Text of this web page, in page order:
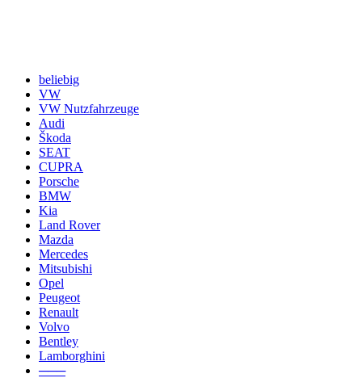
beliebig
VW
VW Nutzfahrzeuge
Audi
Škoda
SEAT
CUPRA
Porsche
BMW
Kia
Land Rover
Mazda
Mercedes
Mitsubishi
Opel
Peugeot
Renault
Volvo
Bentley
Lamborghini
───